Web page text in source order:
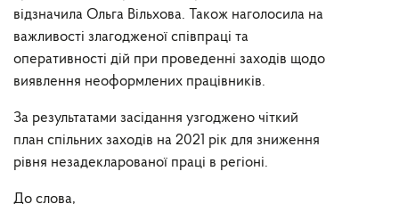
відзначила Ольга Вільхова. Також наголосила на
важливості злагодженої співпраці та
оперативності дій при проведенні заходів щодо
виявлення неоформлених працівників.
За результатами засідання узгоджено чіткий
план спільних заходів на 2021 рік для зниження
рівня незадекларованої праці в регіоні.
До слова,